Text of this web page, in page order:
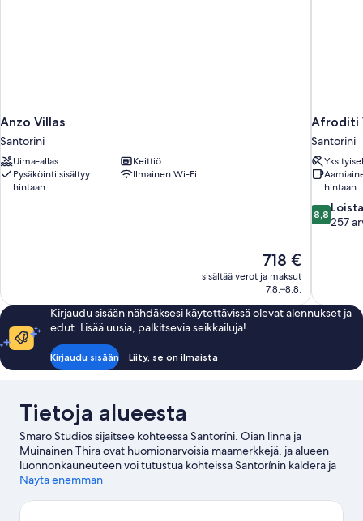
Anzo Villas
Santorini
Uima-allas
Keittiö
Pysäköinti sisältyy
hintaan
Ilmainen Wi-Fi
Hinta
on
718 €
718 €
sisältää verot ja maksut
7.8.–8.8.
Afroditi
Santorini
hintaan
8.8
kautta
8,8
257
Kirjaudu sisään nähdäksesi käytettävissä olevat alennukset ja
edut. Lisää uusia, palkitsevia seikkailuja!
Kirjaudu sisään Liity, se on ilmaista
Tietoja alueesta
Smaro Studios sijaitsee kohteessa Santoríni. Oian linna ja
Muinainen Thira ovat huomionarvoisia maamerkkejä, ja alueen
luonnonkauneuteen voi tutustua kohteissa Santorínin kaldera ja
Kamarin uimaranta. Lost Atlantiksen kokemusmuseo ja Tramonto
aktiviteetteja. Täällä voit muun muassa snorklata ja käydä
Näytä enemmän